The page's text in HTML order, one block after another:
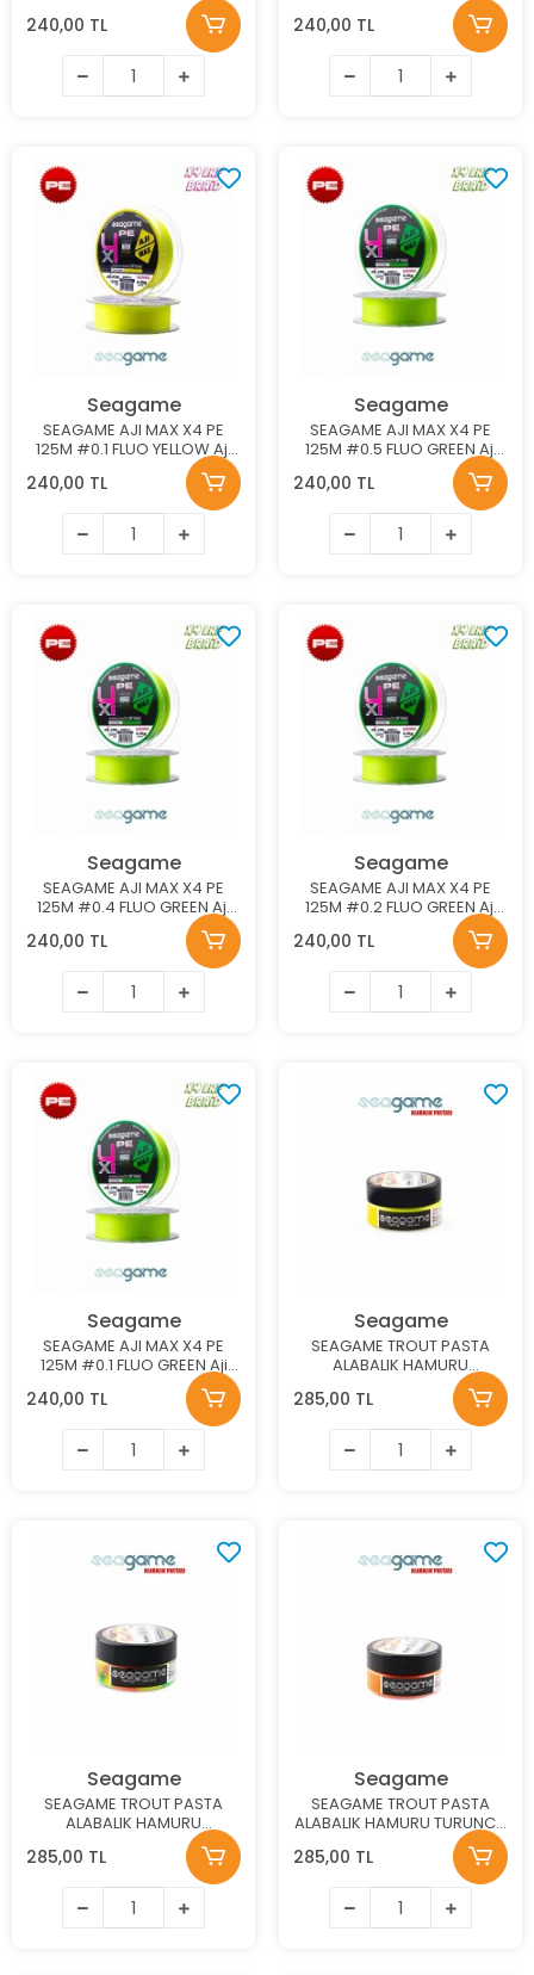
240,00 TL 240,00 TL
Seagame
SEAGAME AJI MAX X4 PE
125M #0.1 FLUO YELLOW Aji
240,00 TL
Seagame
SEAGAME AJI MAX X4 PE
125M #0.5 FLUO GREEN Aji
240,00 TL
Seagame
SEAGAME AJI MAX X4 PE
125M #0.4 FLUO GREEN Aji
240,00 TL
Seagame
SEAGAME AJI MAX X4 PE
125M #0.2 FLUO GREEN Aji
240,00 TL
Seagame
SEAGAME AJI MAX X4 PE
125M #0.1 FLUO GREEN Aji
240,00 TL
Seagame
SEAGAME TROUT PASTA
ALABALIK HAMURU
SARIMSAK SARI 50G
285,00 TL
Seagame
SEAGAME TROUT PASTA
ALABALIK HAMURU
SARIMSAK GÖKKUŞAĞI 50G
285,00 TL
Seagame
SEAGAME TROUT PASTA
ALABALIK HAMURU TURUNCU
285,00 TL